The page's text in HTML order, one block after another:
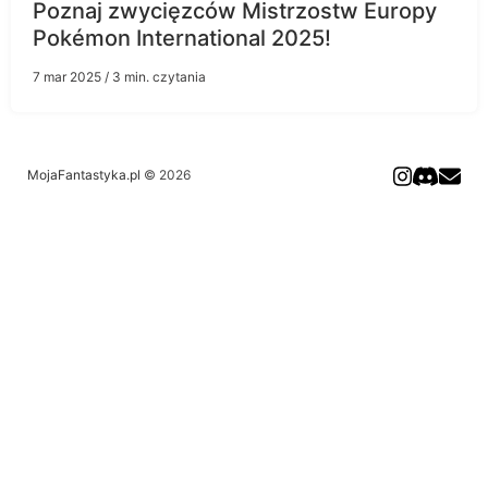
Poznaj zwycięzców Mistrzostw Europy
Pokémon International 2025!
7 mar 2025 / 3 min. czytania
MojaFantastyka.pl © 2026